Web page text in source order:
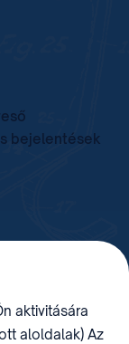
bejelentések
aktivitására
aloldalak) Az